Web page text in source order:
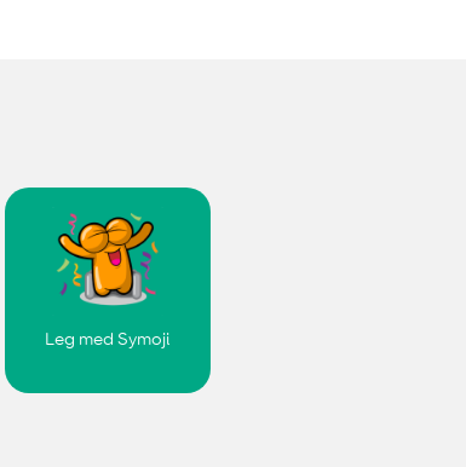
Leg med Symoji